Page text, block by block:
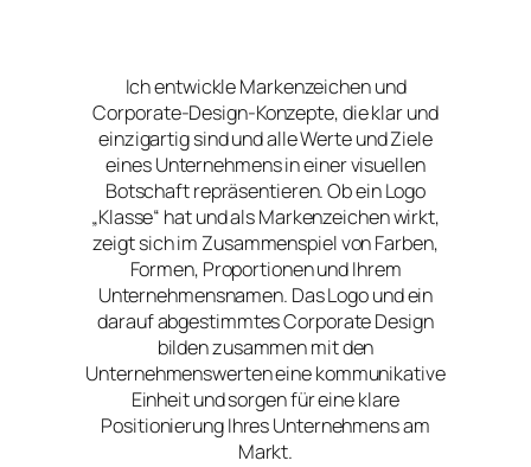
Ich entwickle Markenzeichen und
Corporate-Design-Konzepte, die klar und
einzigartig sind und alle Werte und Ziele
eines Unternehmens in einer visuellen
Botschaft repräsentieren. Ob ein Logo
„Klasse“ hat und als Markenzeichen wirkt,
zeigt sich im Zusammenspiel von Farben,
Formen, Proportionen und Ihrem
Unternehmensnamen. Das Logo und ein
darauf abgestimmtes Corporate Design
bilden zusammen mit den
Unternehmenswerten eine kommunikative
Einheit und sorgen für eine klare
Positionierung Ihres Unternehmens am
Markt.